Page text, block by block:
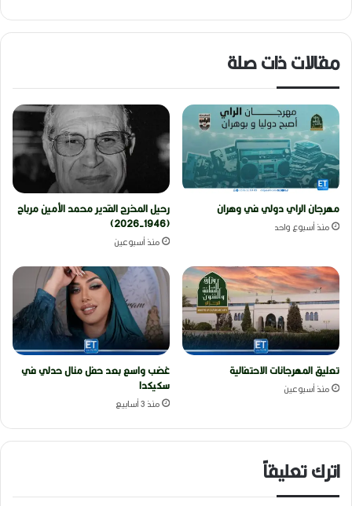
مقالات ذات صلة
مهرجان الراي دولي في وهران
منذ أسبوع واحد
رحيل المخرج القدير محمد الأمين مرباح
(1946-2026)
منذ أسبوعين
تعليق المهرجانات الاحتفالية
منذ أسبوعين
غضب واسع بعد حفل منال حدلي في
سكيكدا
منذ 3 أسابيع
اترك تعليقاً